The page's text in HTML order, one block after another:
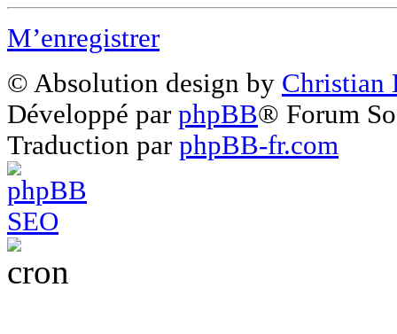
M’enregistrer
© Absolution design by Christian
Développé par phpBB® Forum
Traduction par phpBB-fr.com